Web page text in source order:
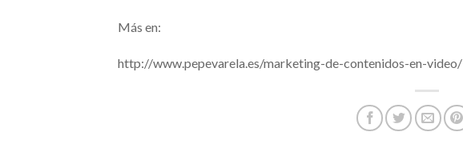
Más en:
http://www.pepevarela.es/marketing-de-contenidos-en-video/